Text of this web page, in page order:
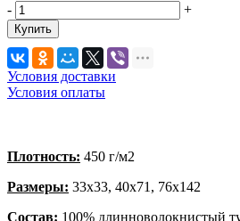
-
+
Купить
Условия доставки
Условия оплаты
Плотность: 450 г/м2
Размеры: 33х33, 40х71, 76х142
Состав: 100% длинноволокнистый